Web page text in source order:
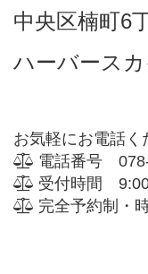
中央区楠町6
ハーバース
お気軽にお電話く
電話番号
受付時間
完全予約制・